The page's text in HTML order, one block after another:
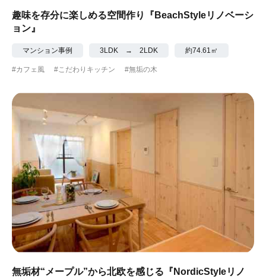
#ふたり暮らし
#眺望最高 #水辺の住まい
#300万円以下
趣味を存分に楽しめる空間作り『BeachStyleリノベーシ
ョン』
マンション事例 3LDK → 2LDK 約74.61㎡
#カフェ風 #こだわりキッチン #無垢の木
無垢材“メープル”から北欧を感じる『NordicStyleリノ